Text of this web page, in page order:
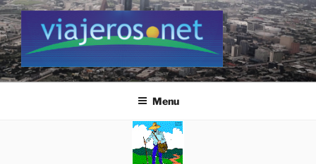
Skip
to
content
VIAJEROS.NET
Viajeros.net / Personal Site
Menu